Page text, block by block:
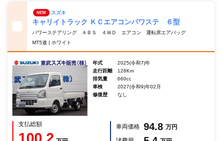
NEW スズキ
キャリイトラック ＫＣエアコンパワステ ６型
パワーステアリング ＡＢＳ ４ＷＤ エアコン 運転席エアバッグ
MT5速 | ホワイト
年式
2025(令和7)年
走行距離
128Km
排気量
660cc
車検
2027(令和9)年02月
修復歴
なし
支払総額 車両価格 94.8 万円